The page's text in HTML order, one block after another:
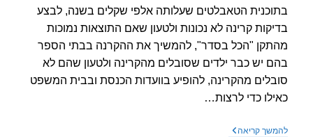
הטאבלטים שעלותה אלפי שקלים בשנה, לבצע
קרינה לא נכונות ולטעון שאם התוצאות נמוכות
"הכל בסדר", להמשיך את ההקרנה בבתי הספר
יש כבר ילדים שסובלים מהקרינה ולטעון שהם לא
מהקרינה, להופיע בוועדות הכנסת ובבית המשפט
כדי לרצות…
קריאהמכתב